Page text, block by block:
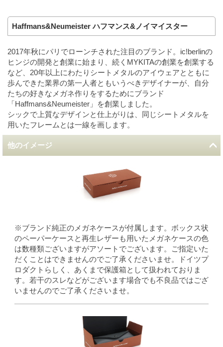
Haffmans&Neumeister ハフマンス&ノイマイスター
2017年秋にパリでローンチされた注目のブランド。ic!berlinの
ヒンジの開発と創業に始まり、続くMYKITAの創業を創業する
など、20年以上にわたりシートメタルのアイウェアとともに
歩んできた業界の第一人者ともいうべきデザイナーが、自分
たちの好きなメガネ作りをするためにブランド
「Haffmans&Neumeister」を創業しました。
シックで上質なデザインと仕上がりは、同じシートメタルを
用いたフレームとは一線を画します。
他のイメージ
※ブランド純正のメガネケースが付属します。ボックス状
のペーパーケースと再生レザーも用いたメガネケースの色
は数種類ございますがアソートでございます。ご指定いた
だくことはできませんのでご了承くださいませ。ドイツプ
ロダクトらしく、あくまで保護箱として扱われておりま
す。若干のスレなどがございます場合でも不良品ではござ
いませんのでご了承くださいませ。